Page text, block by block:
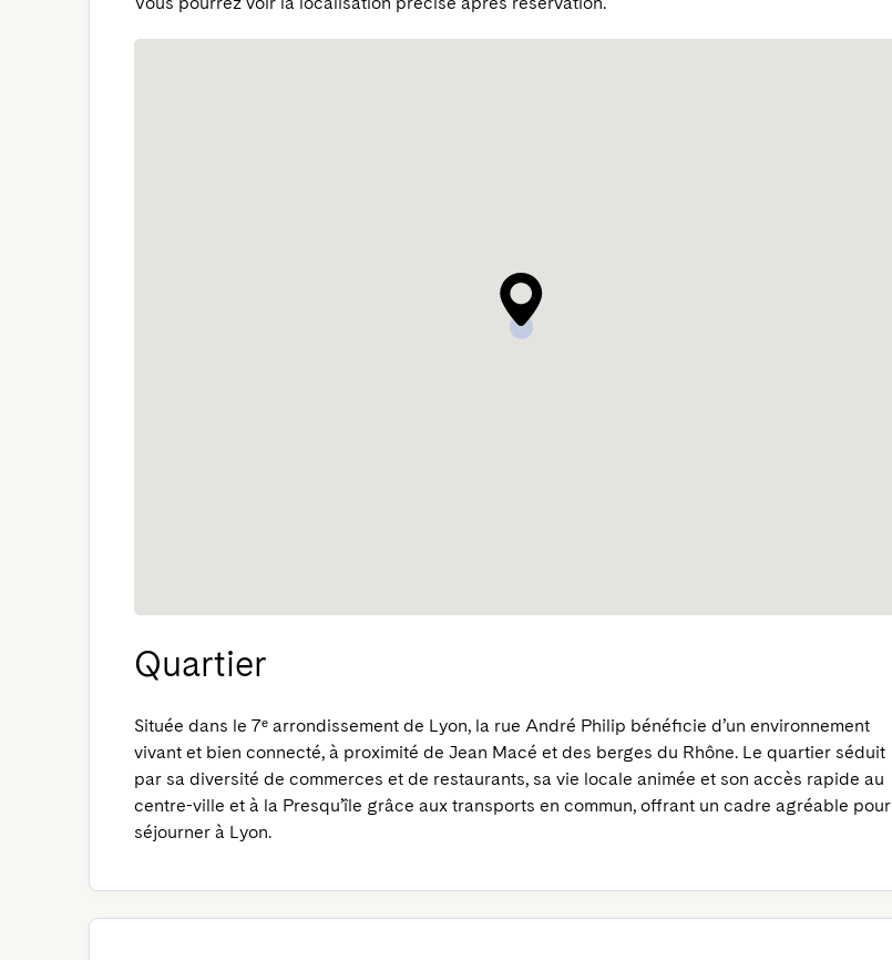
Quartier
Située dans le 7ᵉ arrondissement de Lyon, la rue André Philip bénéficie d’un environnement
vivant et bien connecté, à proximité de Jean Macé et des berges du Rhône. Le quartier séduit
par sa diversité de commerces et de restaurants, sa vie locale animée et son accès rapide au
centre-ville et à la Presqu’île grâce aux transports en commun, offrant un cadre agréable pour
séjourner à Lyon.